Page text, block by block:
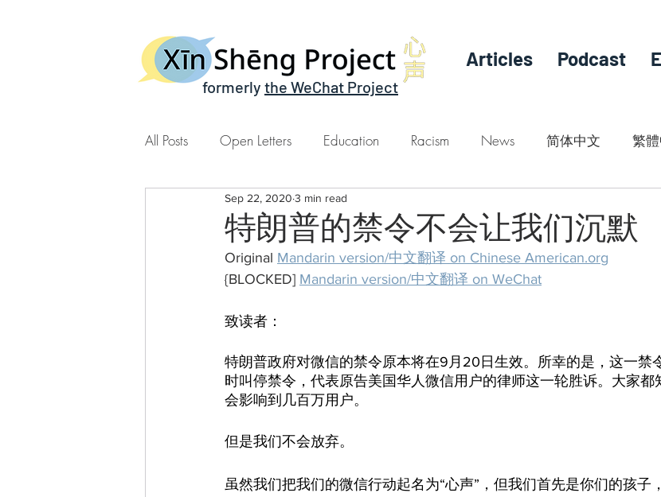
formerly the WeChat Project
Articles Podcast
All Posts Open Letters Education Racism News 简体中文 繁
Xin Sheng Time | 心声时间
特朗普的禁令不会让我们沉默
Sep 22, 2020 3 min read
Original Mandarin version/中文翻译 on Chinese American.org
{BLOCKED] Mandarin version/中文翻译 on WeChat
致读者：
特朗普政府对微信的禁令原本将在9月20日生效。所幸的是，这一禁
时叫停禁令，代表原告美国华人微信用户的律师这一轮胜诉。大家
会影响到几百万用户。
但是我们不会放弃。
虽然我们把我们的微信行动起名为“心声”，但我们首先是你们的孩子